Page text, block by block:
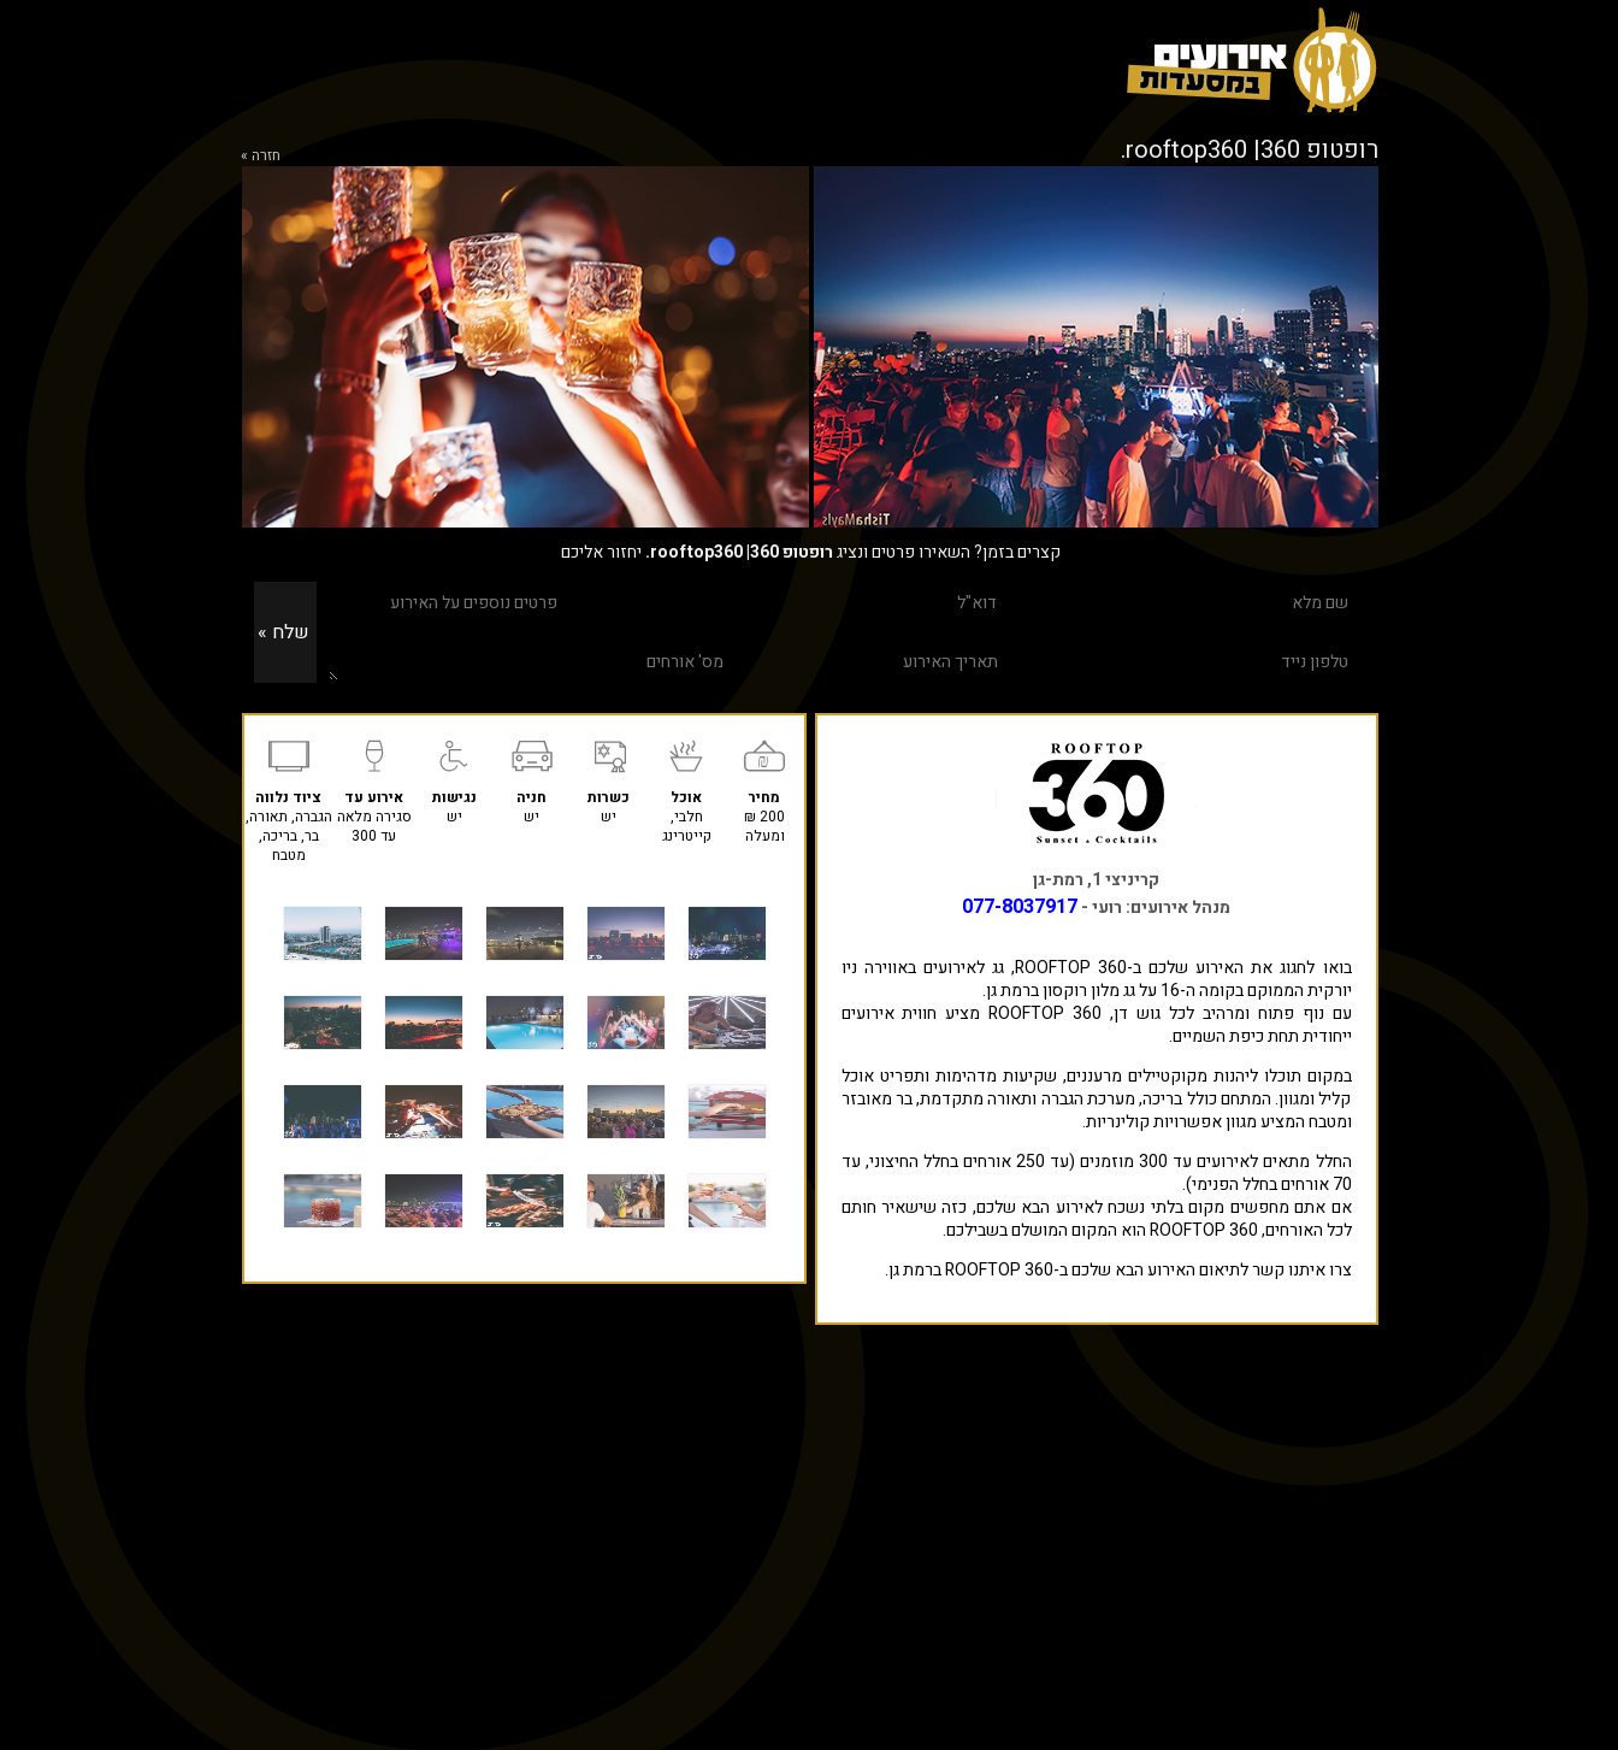
חזרה » רופטופ 360| rooftop360.
קצרים בזמן? השאירו פרטים ונציגרופטופ 360| rooftop360. יחזור אליכם
קריניצי 1, רמת-גן
מנהל אירועים: רועי -077-8037917
בואו לחגוג את האירוע שלכם ב-ROOFTOP 360, גג לאירועים באווירה ניו
יורקית הממוקם בקומה ה-16 על גג מלון רוקסון ברמת גן.
עם נוף פתוח ומרהיב לכל גוש דן, ROOFTOP 360 מציע חווית אירועים
ייחודית תחת כיפת השמיים.
במקום תוכלו ליהנות מקוקטיילים מרעננים, שקיעות מדהימות ותפריט אוכל
קליל ומגוון. המתחם כולל בריכה, מערכת הגברה ותאורה מתקדמת, בר מאובזר
ומטבח המציע מגוון אפשרויות קולינריות.
החלל מתאים לאירועים עד 300 מוזמנים (עד 250 אורחים בחלל החיצוני, עד
70 אורחים בחלל הפנימי).
אם אתם מחפשים מקום בלתי נשכח לאירוע הבא שלכם, כזה שישאיר חותם
לכל האורחים, ROOFTOP 360 הוא המקום המושלם בשבילכם.
צרו איתנו קשר לתיאום האירוע הבא שלכם ב-ROOFTOP 360 ברמת גן.
מחיר אוכל כשרות חניה נגישות אירוע עד
ציוד נלווה
200 ₪
ומעלה
חלבי,
קייטרינג
יש יש יש
סגירה מלאה
עד 300
הגברה, תאורה,
בר, בריכה,
מטבח